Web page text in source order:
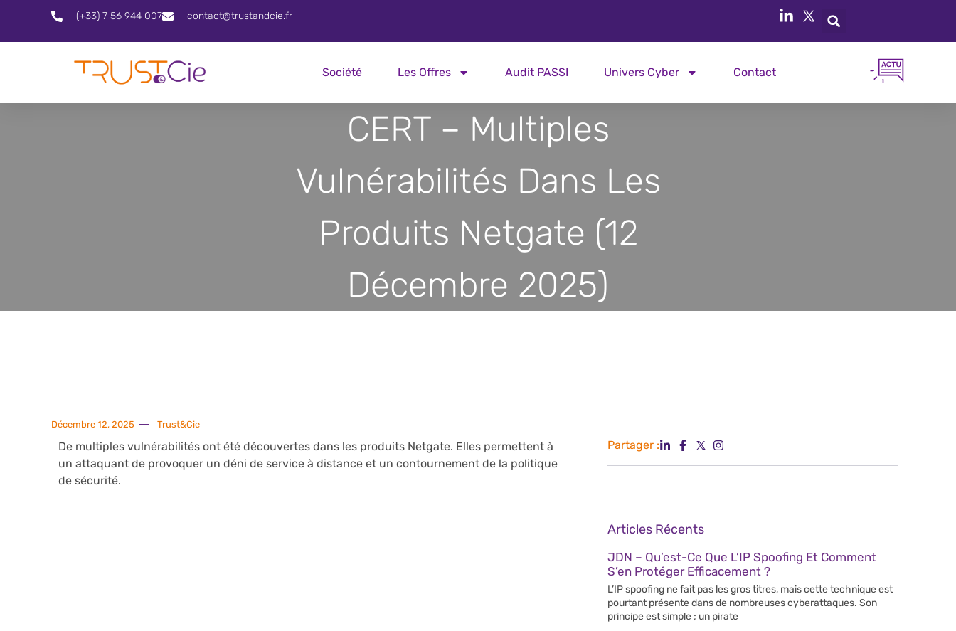
(+33) 7 56 944 007 contact@trustandcie.fr
Société Les Offres Audit PASSI Univers Cyber Contact
CERT – Multiples
Vulnérabilités Dans Les
Produits Netgate (12
Décembre 2025)
Décembre 12, 2025 Trust&Cie
De multiples vulnérabilités ont été découvertes dans les produits Netgate. Elles permettent à
un attaquant de provoquer un déni de service à distance et un contournement de la politique
de sécurité.
Partager :
Articles Récents
JDN – Qu’est-Ce Que L’IP Spoofing Et Comment
S’en Protéger Efficacement ?
L’IP spoofing ne fait pas les gros titres, mais cette technique est
pourtant présente dans de nombreuses cyberattaques. Son
principe est simple ; un pirate